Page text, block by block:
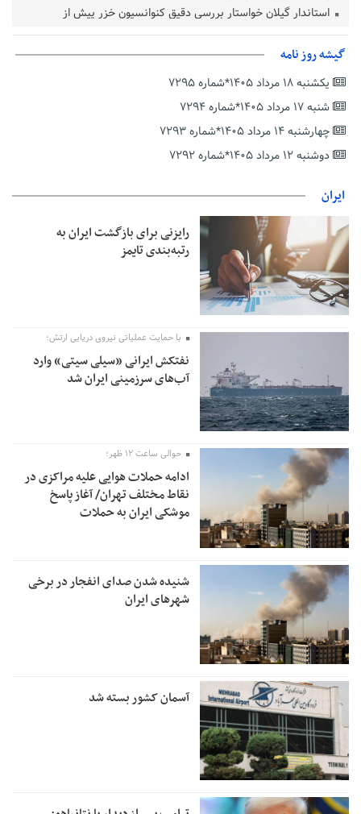
استاندار گیلان خواستار بررسی دقیق کنوانسیون خزر پیش از
پزشکیان‌: بهترین زمان برای دستیابی به توافق شرایط کنونی است/از
عارف: جنگ اصلی امروز، جنگ روایت‌ها بر سر امید و هویت ملی
است
هشدار معاون وظیفه عمومی گیلان به سربازان فراری؛ اعطای
معافیت شایعه است
ندارد
پس از استعفا
گیشه روز نامه
یکشنبه ۱۸ مرداد ۱۴۰۵*شماره ۷۲۹۵
شنبه ۱۷ مرداد ۱۴۰۵*شماره ۷۲۹۴
چهارشنبه ۱۴ مرداد ۱۴۰۵*شماره ۷۲۹۳
دوشنبه ۱۲ مرداد ۱۴۰۵*شماره ۷۲۹۲
ایران
رایزنی برای بازگشت ایران به
رتبه‌بندی تایمز
با حمایت عملیاتی نیروی دریایی ارتش؛
نفتکش ایرانی «سیلی سیتی» وارد
آب‌های سرزمینی ایران شد
حوالی ساعت ۱۲ ظهر؛
ادامه حملات هوایی علیه مراکزی در
نقاط مختلف تهران/ آغاز پاسخ
موشکی ایران به حملات
شنیده شدن صدای انفجار در برخی
شهرهای ایران
آسمان کشور بسته شد